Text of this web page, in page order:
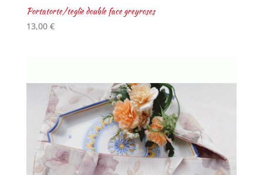
Portatorte/teglie double face greyroses
13,00 €